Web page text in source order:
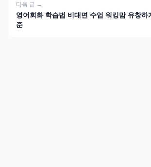
다음 글 →
영어회화 학습법 비대면 수업 워킹맘 유창하
준